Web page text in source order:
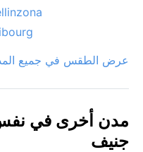
عرض الطقس في جميع
مدن أخرى في نفس
جنيف